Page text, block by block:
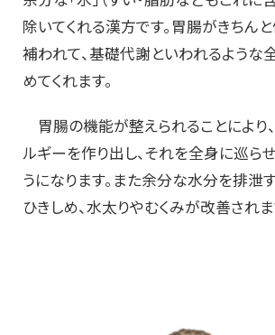
除いてくれる漢方です。胃腸がきちんと
補われて、基礎代謝といわれるような
めてくれます。
胃腸の機能が整えられることにより
ルギーを作り出し、それを全身に巡ら
うになります。また余分な水分を排泄
ひきしめ、水太りやむくみが改善されま